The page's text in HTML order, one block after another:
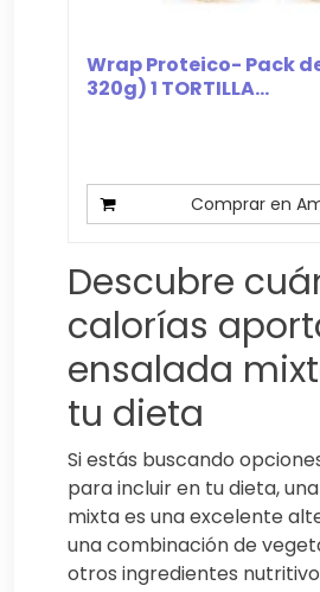
Wrap Proteico- Pack
320g) 1 TORTILLA...
Comprar en
Descubre
calorías
ensalada
tu dieta
Si estás buscando
para incluir en tu dieta,
mixta es una excelente
una combinación de
otros ingredientes